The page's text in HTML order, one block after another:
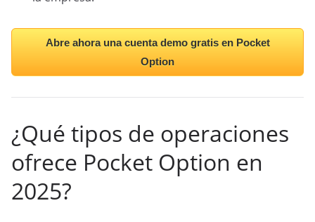
Abre ahora una cuenta demo gratis en Pocket
Option
¿Qué tipos de operaciones
ofrece Pocket Option en
2025?